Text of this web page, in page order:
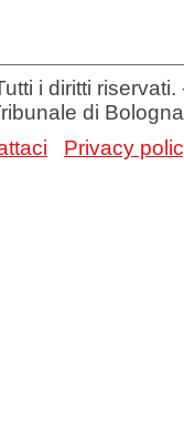
i diritti
di Bologna
Privacy